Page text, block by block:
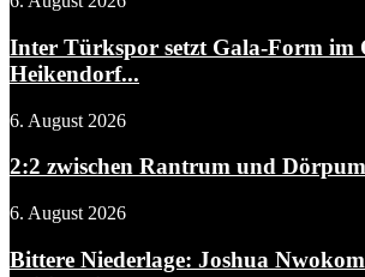
Inter Türkspor setzt Gala-Form im
Heikendorf...
6. August 2026
2:2 zwischen Rantrum und
6. August 2026
Bittere Niederlage: Joshua